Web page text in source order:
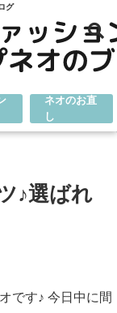
グ
ネオのお直
し
♪選ばれ
です♪ 今日中に間